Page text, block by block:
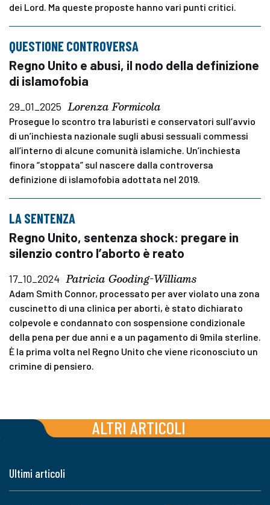
dei Lord. Ma queste proposte hanno vari punti critici.
QUESTIONE CONTROVERSA
Regno Unito e abusi, il nodo della definizione
di islamofobia
29_01_2025 Lorenza Formicola
Prosegue lo scontro tra laburisti e conservatori sull’avvio
di un’inchiesta nazionale sugli abusi sessuali commessi
all’interno di alcune comunità islamiche. Un’inchiesta
finora “stoppata” sul nascere dalla controversa
definizione di islamofobia adottata nel 2019.
LA SENTENZA
Regno Unito, sentenza shock: pregare in
silenzio contro l’aborto è reato
17_10_2024 Patricia Gooding-Williams
Adam Smith Connor, processato per aver violato una zona
cuscinetto di una clinica per aborti, è stato dichiarato
colpevole e condannato con sospensione condizionale
della pena per due anni e a un pagamento di 9mila sterline.
È la prima volta nel Regno Unito che viene riconosciuto un
crimine di pensiero.
ALTRI ARTICOLI
Ultimi articoli